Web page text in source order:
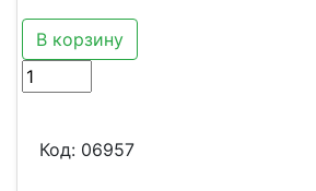
В корзину
Код: 06957